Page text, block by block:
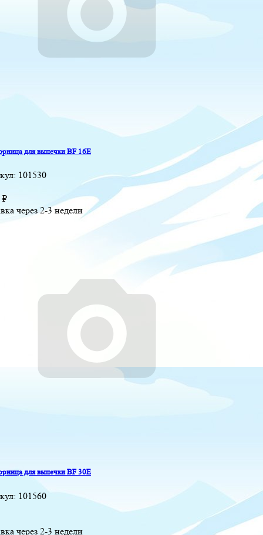
для выпечки BF 16E
101530
₽
через 2-3 недели
для выпечки BF 30E
101560
через 2-3 недели